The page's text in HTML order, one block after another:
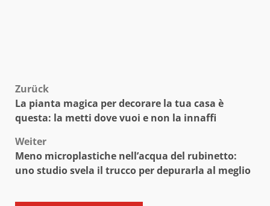
Beitragsnavigation
Zurück
La pianta magica per decorare la tua casa è
questa: la metti dove vuoi e non la innaffi
Weiter
Meno microplastiche nell’acqua del rubinetto:
uno studio svela il trucco per depurarla al meglio